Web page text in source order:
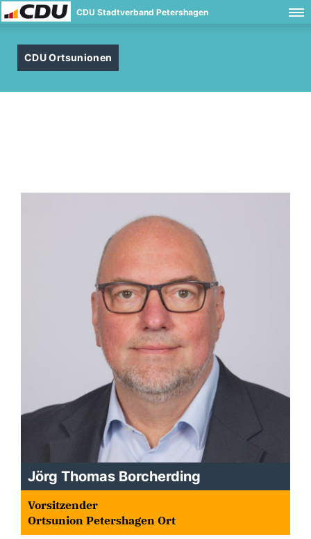
CDU Stadtverband Petershagen
CDU Ortsunionen
Jörg Thomas Borcherding
Vorsitzender
Ortsunion Petershagen Ort